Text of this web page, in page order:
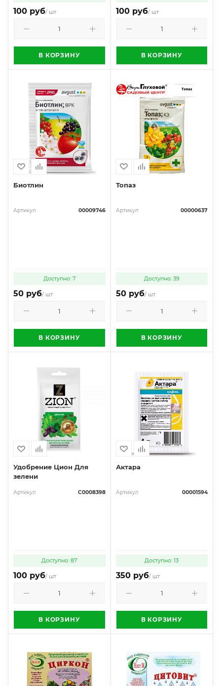
100 руб/ шт
В КОРЗИНУ
100 руб/ шт
В КОРЗИНУ
Биотлин
Артикул 00009746
Доступно: 7
50 руб/ шт
В КОРЗИНУ
Топаз
Артикул 00000637
Доступно: 39
50 руб/ шт
В КОРЗИНУ
Удобрение Цион Для
зелени
Артикул С0008398
Доступно: 87
100 руб/ шт
В КОРЗИНУ
Актара
Артикул 00001594
Доступно: 13
350 руб/ шт
В КОРЗИНУ